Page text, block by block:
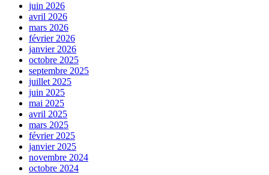
juin 2026
avril 2026
mars 2026
février 2026
janvier 2026
octobre 2025
septembre 2025
juillet 2025
juin 2025
mai 2025
avril 2025
mars 2025
février 2025
janvier 2025
novembre 2024
octobre 2024